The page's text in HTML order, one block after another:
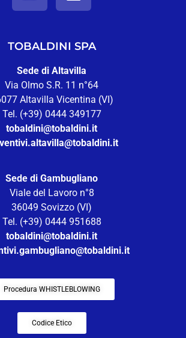
TOBALDINI SPA
Sede di Altavilla
Via Olmo S.R. 11 n°64
Altavilla Vicentina (VI)
Tel. (+39) 0444 349177
tobaldini@tobaldini.it
Sede di Gambugliano
Viale del Lavoro n°8
36049 Sovizzo (VI)
Tel. (+39) 0444 951688
tobaldini@tobaldini.it
Procedura WHISTLEBLOWING
Codice Etico